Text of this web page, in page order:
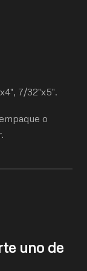
7/32"x5".
o
uno de